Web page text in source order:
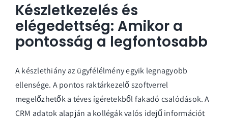
Készletkezelés és
elégedettség: Amikor a
pontosság a legfontosabb
A készlethiány az ügyfélélmény egyik legnagyobb
ellensége. A pontos raktárkezelő szoftverrel
megelőzhetők a téves ígéretekből fakadó csalódások. A
CRM adatok alapján a kollégák valós idejű információt